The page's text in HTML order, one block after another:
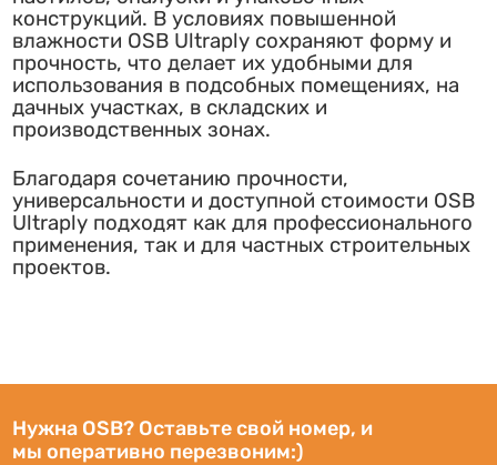
конструкций. В условиях повышенной
влажности OSB Ultraply сохраняют форму и
прочность, что делает их удобными для
использования в подсобных помещениях, на
дачных участках, в складских и
производственных зонах.
Благодаря сочетанию прочности,
универсальности и доступной стоимости OSB
Ultraply подходят как для профессионального
применения, так и для частных строительных
проектов.
Нужна OSB? Оставьте свой номер, и
мы оперативно перезвоним:)